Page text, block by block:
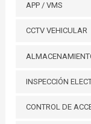
APP / VMS
CCTV VEHICULAR
INSPECCIÓN
CONTROL DE